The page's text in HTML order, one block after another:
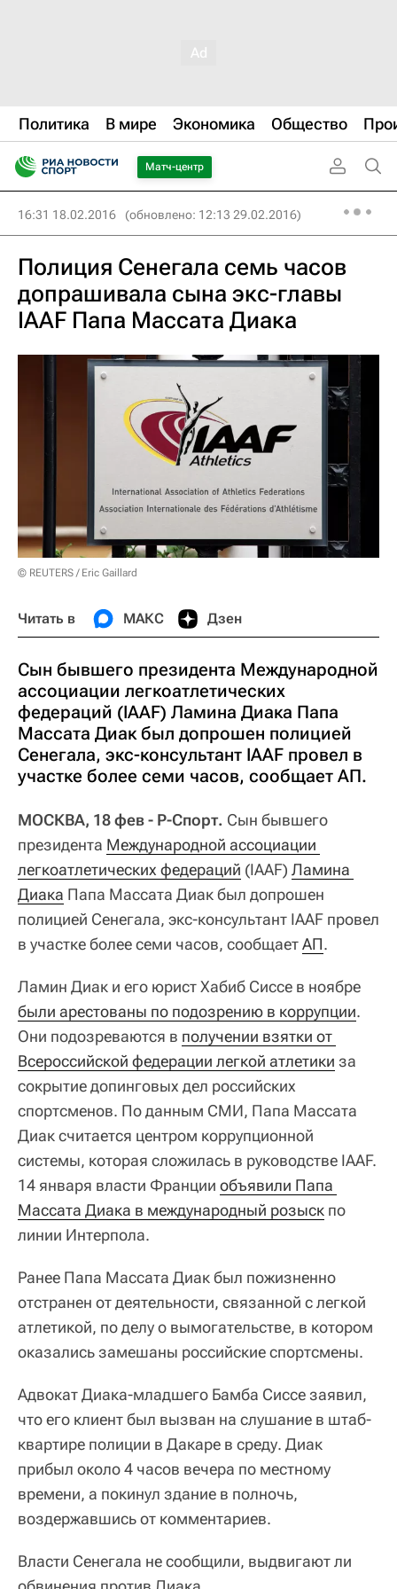
Политика В мире Экономика Общество
Матч-центр
16:31 18.02.2016 (обновлено: 12:13 29.02.2016)
Полиция Сенегала семь часов
допрашивала сына экс-главы
IAAF Папа Массата Диака
© REUTERS / Eric Gaillard
Читать в МАКС Дзен
Сын бывшего президента Международной
ассоциации легкоатлетических
федераций (IAAF) Ламина Диака Папа
Массата Диак был допрошен полицией
Сенегала, экс-консультант IAAF провел в
участке более семи часов, сообщает АП.
МОСКВА, 18 фев - Р-Спорт. Сын бывшего
президента Международной ассоциации
легкоатлетических федераций (IAAF) Ламина
Диака Папа Массата Диак был допрошен
полицией Сенегала, экс-консультант IAAF провел
в участке более семи часов, сообщаетАП.
Ламин Диак и его юрист Хабиб Сиссе в ноябре
были арестованы по подозрению в коррупции.
Они подозреваются в получении взятки от
Всероссийской федерации легкой атлетики за
сокрытие допинговых дел российских
спортсменов. По данным СМИ, Папа Массата
Диак считается центром коррупционной
системы, которая сложилась в руководстве IAAF.
14 января власти Франции объявили Папа
Массата Диака в международный розыск по
линии Интерпола.
Ранее Папа Массата Диак был пожизненно
отстранен от деятельности, связанной с легкой
атлетикой, по делу о вымогательстве, в котором
оказались замешаны российские спортсмены.
Адвокат Диака-младшего Бамба Сиссе заявил,
что его клиент был вызван на слушание в штаб-
квартире полиции в Дакаре в среду. Диак
прибыл около 4 часов вечера по местному
времени, а покинул здание в полночь,
воздержавшись от комментариев.
Власти Сенегала не сообщили, выдвигают ли